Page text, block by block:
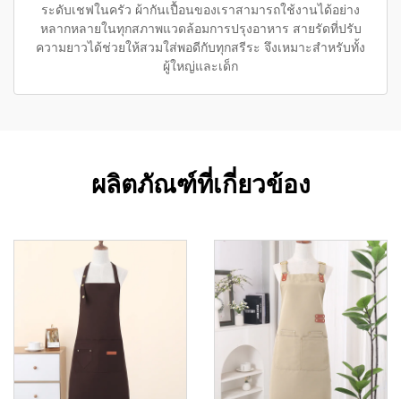
ระดับเชฟในครัว ผ้ากันเปื้อนของเราสามารถใช้งานได้อย่าง
หลากหลายในทุกสภาพแวดล้อมการปรุงอาหาร สายรัดที่ปรับ
ความยาวได้ช่วยให้สวมใส่พอดีกับทุกสรีระ จึงเหมาะสำหรับทั้ง
ผู้ใหญ่และเด็ก
ผลิตภัณฑ์ที่เกี่ยวข้อง